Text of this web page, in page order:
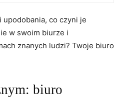
co czyni je
w swoim biurze i
‌znanych ludzi? Twoje biuro
biuro